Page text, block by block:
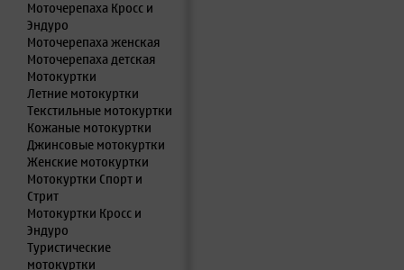
Моточерепаха Кросс и
Эндуро
Моточерепаха женская
Моточерепаха детская
Мотокуртки
Летние мотокуртки
Текстильные мотокуртки
Кожаные мотокуртки
Джинсовые мотокуртки
Женские мотокуртки
Мотокуртки Спорт и
Стрит
Мотокуртки Кросс и
Эндуро
Туристические
мотокуртки